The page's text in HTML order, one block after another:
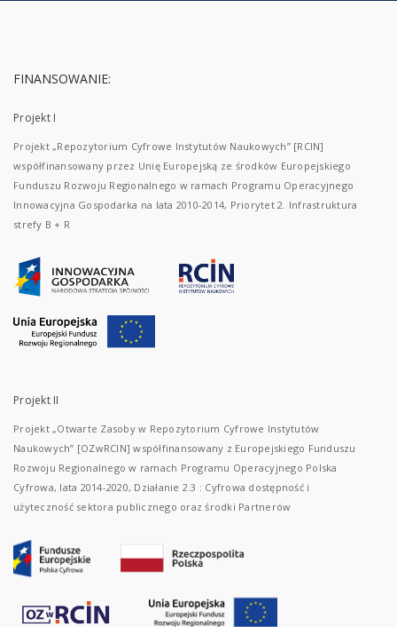
FINANSOWANIE:
Projekt I
Projekt „Repozytorium Cyfrowe Instytutów Naukowych” [RCIN]
współfinansowany przez Unię Europejską ze środków Europejskiego
Funduszu Rozwoju Regionalnego w ramach Programu Operacyjnego
Innowacyjna Gospodarka na lata 2010-2014, Priorytet 2. Infrastruktura
strefy B + R
Projekt II
Projekt „Otwarte Zasoby w Repozytorium Cyfrowe Instytutów
Naukowych” [OZwRCIN] współfinansowany z Europejskiego Funduszu
Rozwoju Regionalnego w ramach Programu Operacyjnego Polska
Cyfrowa, lata 2014-2020, Działanie 2.3 : Cyfrowa dostępność i
użyteczność sektora publicznego oraz środki Partnerów